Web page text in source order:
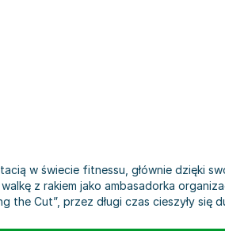
w świecie fitnessu, głównie dzięki
z rakiem jako ambasadorka
the Cut”, przez długi czas cieszyły się